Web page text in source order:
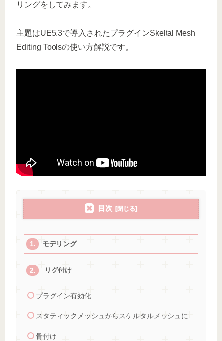
リングをしてみます。
主題はUE5.3で導入されたプラグインSkeltal Mesh
Editing Toolsの使い方解説です。
目次
モデリング
リグ付け
プラグイン有効化
スタティックメッシュからスケルタルメッシュに
骨付け